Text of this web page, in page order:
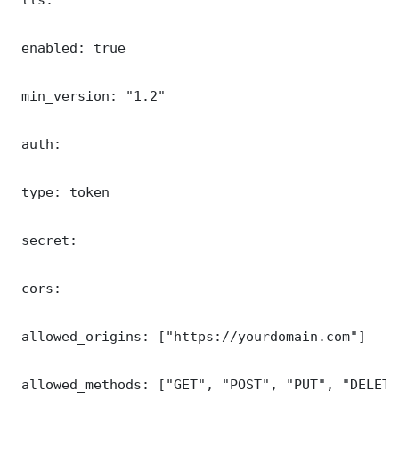
enabled: true
min_version: "1.2"
auth:
type: token
secret:
cors:
allowed_origins: ["https://yourdomain.com"]
allowed_methods: ["GET", "POST", "PUT",